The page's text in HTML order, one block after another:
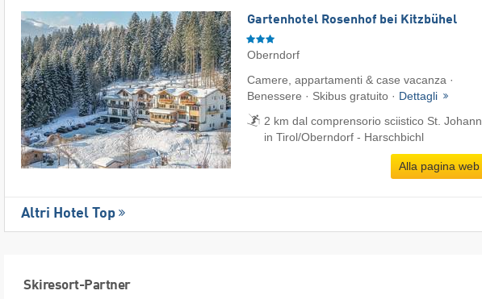
Gartenhotel Rosenhof bei Kitzbühel
Oberndorf
Camere, appartamenti & case vacanza ·
Benessere · Skibus gratuito · Dettagli
2 km dal comprensorio sciistico St. Johann
in Tirol/​Oberndorf - Harschbichl
Alla pagina web
Altri Hotel Top
Skiresort-Partner